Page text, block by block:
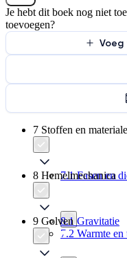
Je hebt dit boek nog niet
toevoegen?
Voeg
7 Stoffen en
7.1 Fasen en
7.2 Warmte en
8 Hemelmechanica
8.1 Gravitatie
9 Golven